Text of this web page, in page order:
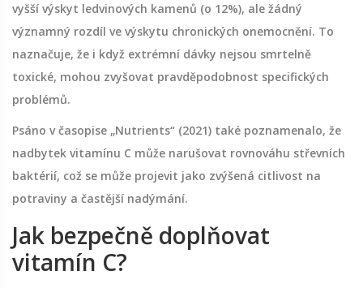
vyšší výskyt ledvinových kamenů (o 12%), ale žádný
významný rozdíl ve výskytu chronických onemocnění. To
naznačuje, že i když extrémní dávky nejsou smrtelně
toxické, mohou zvyšovat pravděpodobnost specifických
problémů.
Psáno v časopise „Nutrients“ (2021) také poznamenalo, že
nadbytek vitamínu C může narušovat rovnováhu střevních
baktérií, což se může projevit jako zvýšená citlivost na
potraviny a častější nadýmání.
Jak bezpečně doplňovat
vitamín C?